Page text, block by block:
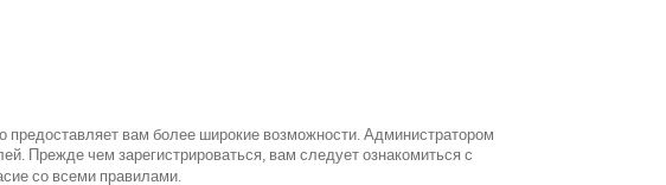
вам более широкие возможности. Администратором
Прежде чем зарегистрироваться, вам следует ознакомиться с
со всеми правилами.